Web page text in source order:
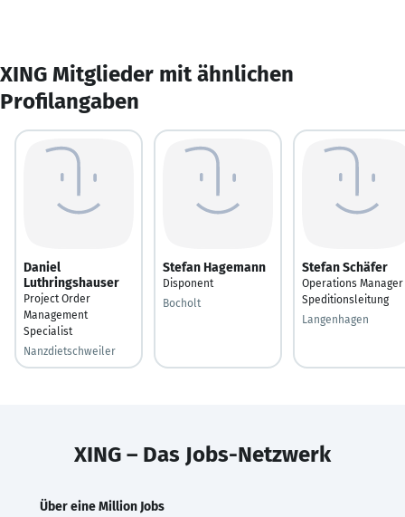
XING Mitglieder mit ähnlichen
Profilangaben
Daniel
Luthringshauser
Project Order
Management
Specialist
Nanzdietschweiler
Stefan Hagemann
Disponent
Bocholt
Stefan Schäfer
Operations
Speditionsleitung
Langenhagen
XING – Das Jobs-Netzwerk
Über eine Million Jobs